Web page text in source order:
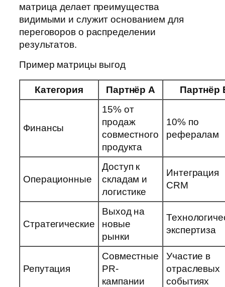
матрица делает преимущества
видимыми и служит основанием для
переговоров о распределении
результатов.
Пример матрицы выгод
Категория Партнёр A Партнёр
Финансы
15% от
продаж
совместного
продукта
10% по
рефералам
Операционные
Доступ к
складам и
логистике
Интеграция
CRM
Стратегические
Выход на
новые
рынки
экспертиза
Репутация
Совместные
PR-
кампании
Участие в
отраслевых
событиях